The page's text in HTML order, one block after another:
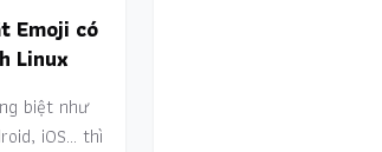
Emoji có
Linux
biệt như
iOS... thì